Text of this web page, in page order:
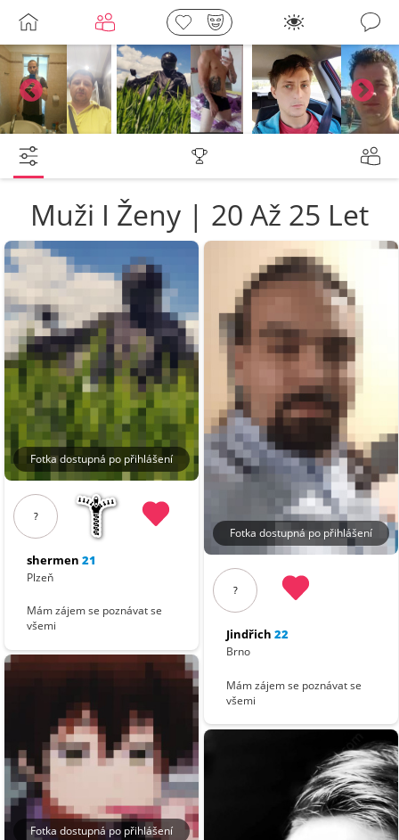
Martin Petr
Muži I Ženy | 20 Až 25 Let
Fotka dostupná po přihlášení
?
shermen 21
Plzeň
Mám zájem se poznávat se
všemi
Fotka dostupná po přihlášení
Fotka dostupná po přihlášení
?
Jindřich 22
Brno
Mám zájem se poznávat se
všemi
Galerie